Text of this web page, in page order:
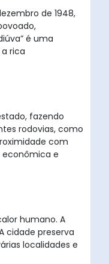
de 1948,
é uma
rica
fazendo
rodovias, como
com
econômica e
humano. A
cidade preserva
localidades e